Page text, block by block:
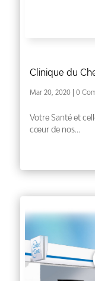
Clinique du
Mar 20, 2020| 0
Votre Santé et
cœur de nos...